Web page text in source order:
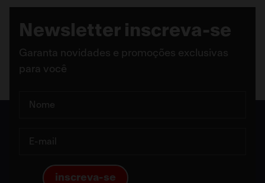
Newsletter inscreva-se
Garanta novidades e promoções exclusivas
para você
inscreva-se